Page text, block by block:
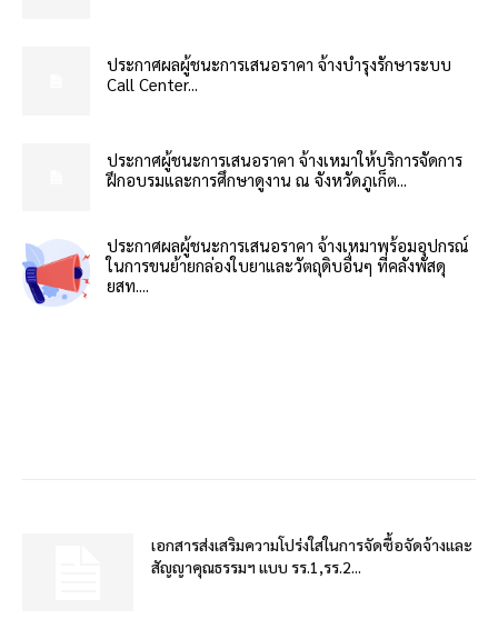
ประกาศผลผู้ชนะการเสนอราคา จ้างบำรุงรักษาระบบ
Call Center...
ประกาศผู้ชนะการเสนอราคา จ้างเหมาให้บริการจัดการ
ฝึกอบรมและการศึกษาดูงาน ณ จังหวัดภูเก็ต...
ประกาศผลผู้ชนะการเสนอราคา จ้างเหมาพร้อมอุปกรณ์
ในการขนย้ายกล่องใบยาและวัตถุดิบอื่นๆ ที่คลังพัสดุ
ยสท....
เอกสารส่งเสริมความโปร่งใสในการจัดซื้อจัดจ้างและ
สัญญาคุณธรรมฯ แบบ รร.1,รร.2...